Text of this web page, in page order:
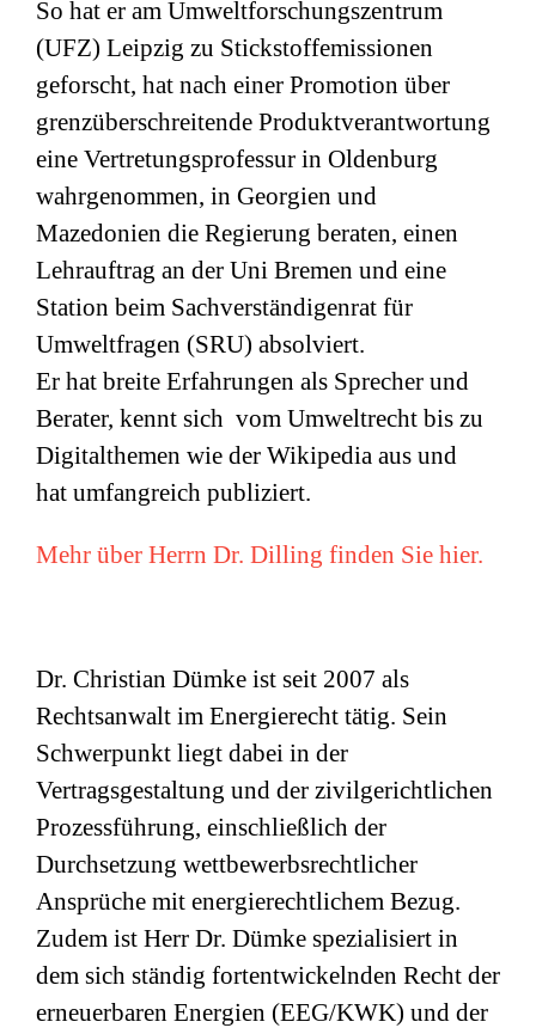
So hat er am Umweltforschungszentrum
(UFZ) Leipzig zu Stickstoffemissionen
geforscht, hat nach einer Promotion über
grenzüberschreitende Produktverantwortung
eine Vertretungsprofessur in Oldenburg
wahrgenommen, in Georgien und
Mazedonien die Regierung beraten, einen
Lehrauftrag an der Uni Bremen und eine
Station beim Sachverständigenrat für
Umweltfragen (SRU) absolviert.
Er hat breite Erfahrungen als Sprecher und
Berater, kennt sich vom Umweltrecht bis zu
Digitalthemen wie der Wikipedia aus und
hat umfangreich publiziert.
Mehr über Herrn Dr. Dilling finden Sie hier.
Dr. Christian Dümke ist seit 2007 als
Rechtsanwalt im Energierecht tätig. Sein
Schwerpunkt liegt dabei in der
Vertragsgestaltung und der zivilgerichtlichen
Prozessführung, einschließlich der
Durchsetzung wettbewerbsrechtlicher
Ansprüche mit energierechtlichem Bezug.
Zudem ist Herr Dr. Dümke spezialisiert in
dem sich ständig fortentwickelnden Recht der
erneuerbaren Energien (EEG/KWK) und der